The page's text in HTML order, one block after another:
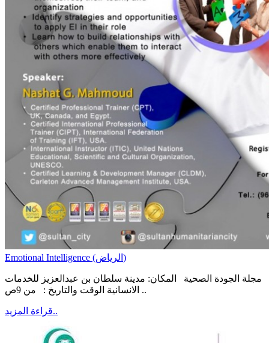
Emotional Intelligence (الرياض)
مجلة الجودة الصحية المكان: مدينة سلطان بن عبدالعزيز للخدمات
الانسانية الوقت والتاريخ : من 9ص ..
قراءة المزيد..